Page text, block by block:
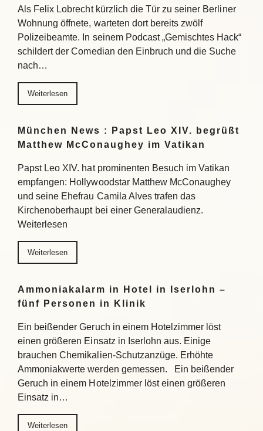
Als Felix Lobrecht kürzlich die Tür zu seiner Berliner
Wohnung öffnete, warteten dort bereits zwölf
Polizeibeamte. In seinem Podcast „Gemischtes Hack“
schildert der Comedian den Einbruch und die Suche
nach…
Weiterlesen
München News : Papst Leo XIV. begrüßt
Matthew McConaughey im Vatikan
Papst Leo XIV. hat prominenten Besuch im Vatikan
empfangen: Hollywoodstar Matthew McConaughey
und seine Ehefrau Camila Alves trafen das
Kirchenoberhaupt bei einer Generalaudienz.
Weiterlesen
Weiterlesen
Ammoniakalarm in Hotel in Iserlohn –
fünf Personen in Klinik
Ein beißender Geruch in einem Hotelzimmer löst
einen größeren Einsatz in Iserlohn aus. Einige
brauchen Chemikalien-Schutzanzüge. Erhöhte
Ammoniakwerte werden gemessen. Ein beißender
Geruch in einem Hotelzimmer löst einen größeren
Einsatz in…
Weiterlesen